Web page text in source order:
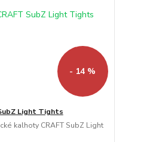
- 14 %
Light Tights
kalhoty CRAFT SubZ Light